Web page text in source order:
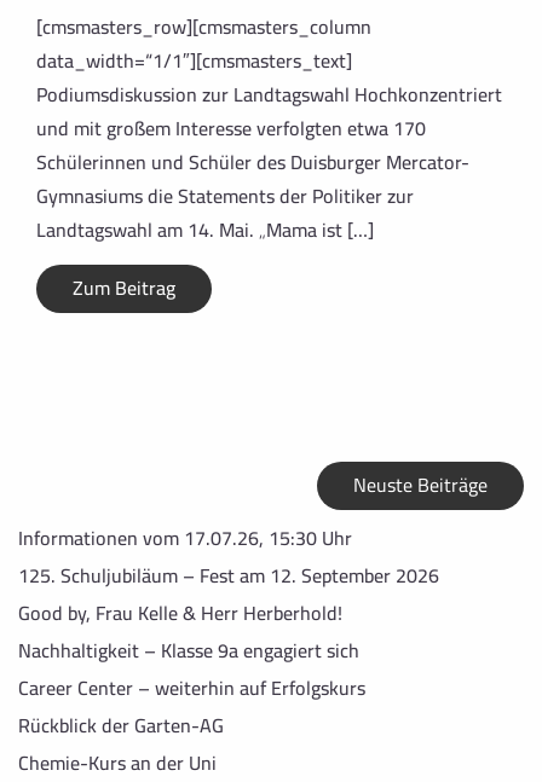
[cmsmasters_row][cmsmasters_column
data_width=“1/1″][cmsmasters_text]
Podiumsdiskussion zur Landtagswahl Hochkonzentriert
und mit großem Interesse verfolgten etwa 170
Schülerinnen und Schüler des Duisburger Mercator-
Gymnasiums die Statements der Politiker zur
Landtagswahl am 14. Mai. „Mama ist […]
Zum Beitrag
Neuste Beiträge
Informationen vom 17.07.26, 15:30 Uhr
125. Schuljubiläum – Fest am 12. September 2026
Good by, Frau Kelle & Herr Herberhold!
Nachhaltigkeit – Klasse 9a engagiert sich
Career Center – weiterhin auf Erfolgskurs
Rückblick der Garten-AG
Chemie-Kurs an der Uni